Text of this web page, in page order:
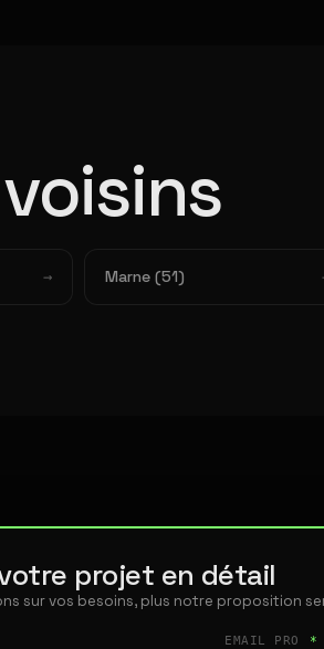
Marne (51)
projet en détail
sur vos besoins, plus notre proposition
EMAIL PRO *